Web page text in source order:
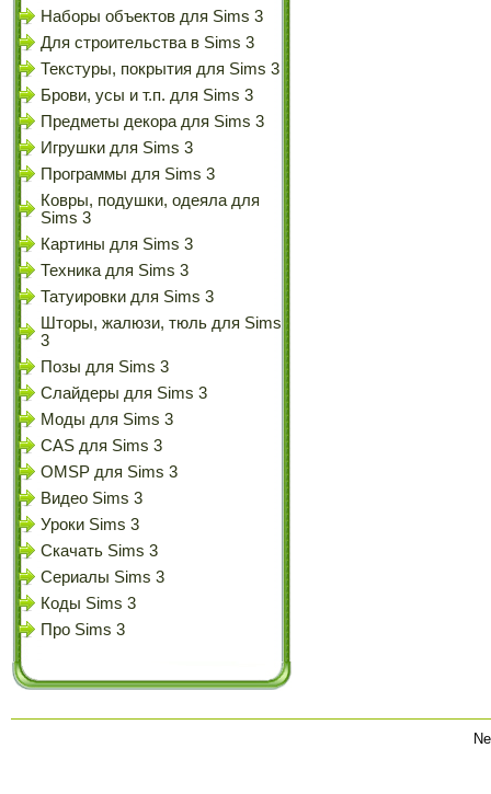
Наборы объектов для Sims 3
Для строительства в Sims 3
Текстуры, покрытия для Sims 3
Брови, усы и т.п. для Sims 3
Предметы декора для Sims 3
Игрушки для Sims 3
Программы для Sims 3
Ковры, подушки, одеяла для
Sims 3
Картины для Sims 3
Техника для Sims 3
Татуировки для Sims 3
Шторы, жалюзи, тюль для Sims
3
Позы для Sims 3
Слайдеры для Sims 3
Моды для Sims 3
CAS для Sims 3
OMSP для Sims 3
Видео Sims 3
Уроки Sims 3
Скачать Sims 3
Сериалы Sims 3
Коды Sims 3
Про Sims 3